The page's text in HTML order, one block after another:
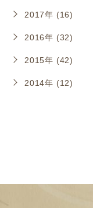
2017年 (16)
2016年 (32)
2015年 (42)
2014年 (12)